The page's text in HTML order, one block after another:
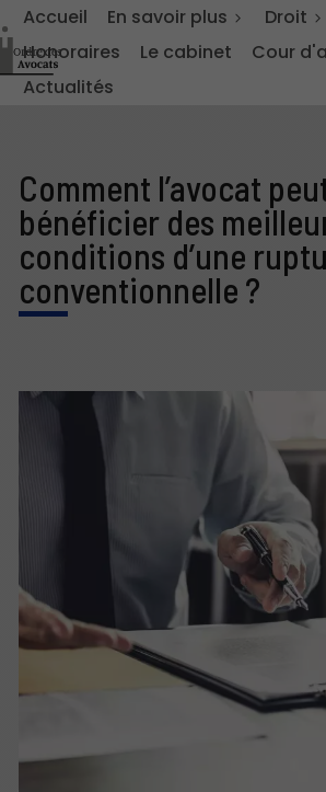
Accueil En savoir plus Droit
Honoraires
Le cabinet
Cour
Actualités
Comment l’avocat
bénéficier des
conditions d’une
conventionnelle ?